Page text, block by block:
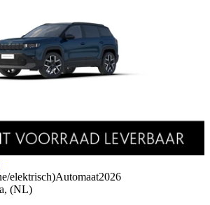
elektrisch)Automaat2026
(NL)